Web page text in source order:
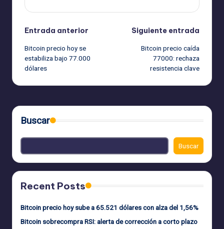
Navegación
de
entradas
Entrada anterior
Bitcoin precio hoy se
estabiliza bajo 77.000
dólares
Siguiente entrada
Bitcoin precio caída
77000: rechaza
resistencia clave
Buscar
Buscar
Recent Posts
Bitcoin precio hoy sube a 65.521 dólares con alza del 1,56%
Bitcoin sobrecompra RSI: alerta de corrección a corto plazo